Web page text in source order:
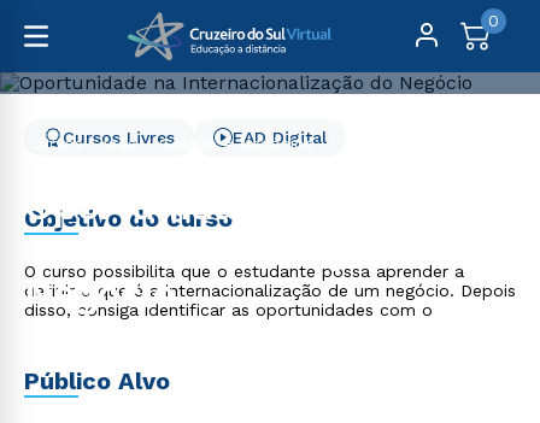
0
Cursos Livres
Gestão e Negócios
Oportunidade na
Internacionalização do
Negócio
Cursos Livres EAD Digital
Objetivo do curso
O curso possibilita que o estudante possa aprender a
definir o que é a internacionalização de um negócio. Depois
disso, consiga identificar as oportunidades com o
Público Alvo